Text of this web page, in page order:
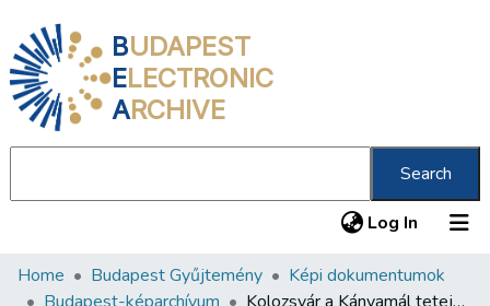
BUDAPEST
ELECTRONIC
ARCHIVE
Search
Log In (current)
Communities & Collections
Home Budapest Gyűjtemény
Képi dokumentumok